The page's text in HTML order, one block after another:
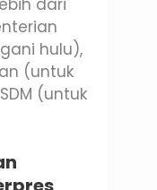
hulu),
(untuk
(untuk